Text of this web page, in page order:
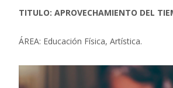
TITULO: APROVECHAMIENTO DEL
ÁREA: Educación Física, Artística.